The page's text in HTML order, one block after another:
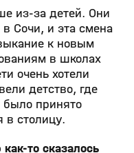
из-за детей. Они
Сочи, и эта смена
к новым
в школах
очень хотели
детство, где
было принято
в столицу.
то сказалось